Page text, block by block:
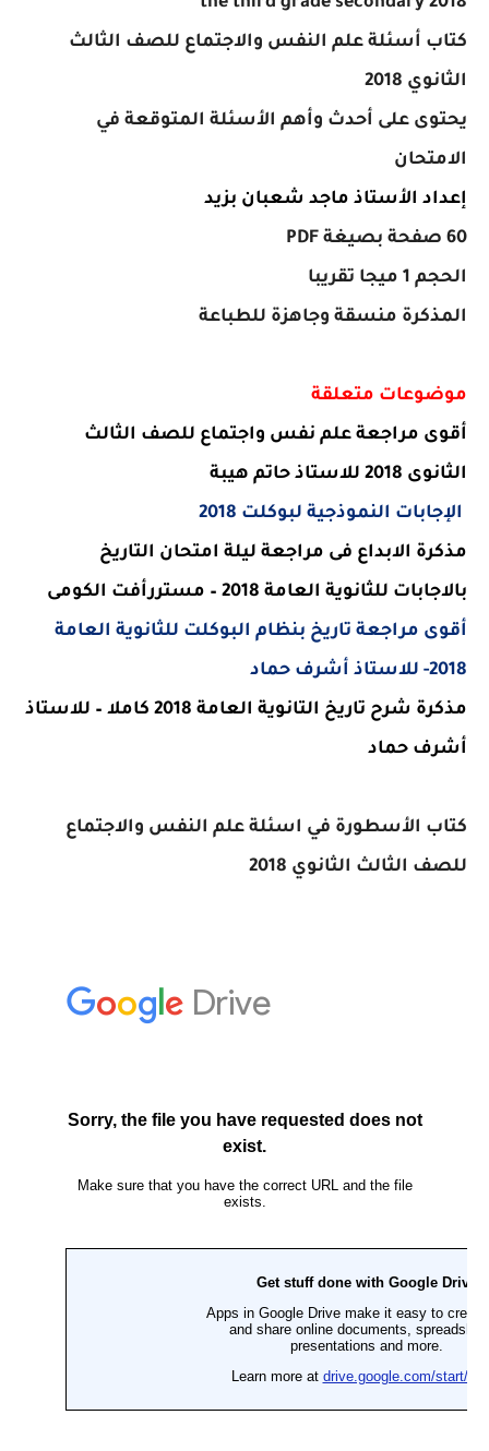
كتاب أسئلة علم النفس والاجتماع للصف الثالث
الثانوي 2018
يحتوى على أحدث وأهم الأسئلة المتوقعة في
الامتحان
إعداد الأستاذ ماجد شعبان بزيد
60 صفحة بصيغة
PDF
الحجم 1 ميجا تقريبا
المذكرة منسقة وجاهزة للطباعة
موضوعات متعلقة
أقوى مراجعة علم نفس واجتماع للصف الثالث
الثانوى 2018 للاستاذ حاتم هيبة
الإجابات النموذجية لبوكلت 2018
مذكرة الابداع فى مراجعة ليلة امتحان التاريخ
بالاجابات للثانوية العامة 2018 – مستررأفت الكومى
أقوى مراجعة تاريخ بنظام البوكلت للثانوية العامة
2018- للاستاذ أشرف حماد
مذكرة شرح تاريخ التانوية العامة 2018 كاملا – للاستاذ
أشرف حماد
كتاب الأسطورة في اسئلة علم النفس والاجتماع
للصف الثالث الثانوي 2018